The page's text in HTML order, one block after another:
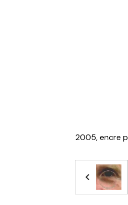
2005, encre